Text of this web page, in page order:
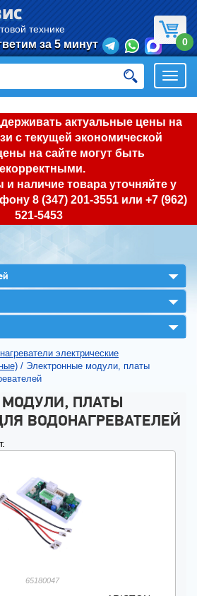
актуальные цены на
с текущей экономической
на сайте могут быть
наличие товара уточняйте у
8 (347) 201-3551или +7 (962)
521-5453
технике
за 5 минут 0
▼
▼
▼
электрические
/ Электронные модули, платы
ПЛАТЫ
ВОДОНАГРЕВАТЕЛЕЙ
65180047